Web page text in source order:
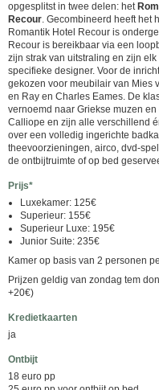
opgesplitst in twee delen: het
Recour. Gecombineerd heeft het
Romantik Hotel Recour is
Recour is bereikbaar via een
zijn strak van uitstraling en zijn
specifieke designer. Voor de
gekozen voor meubilair van Mies
en Ray en Charles Eames. De
vernoemd naar Griekse muzen
Calliope en zijn alle verschillend
over een volledig ingerichte
theevoorzieningen, airco, dvd-
de ontbijtruimte of op bed
Prijs*
Luxekamer: 125€
Superieur: 155€
Superieur Luxe: 195€
Junior Suite: 235€
Kamer op basis van 2 personen
Prijzen geldig van zondag tem
+20€)
Kredietkaarten
ja
Ontbijt
18 euro pp